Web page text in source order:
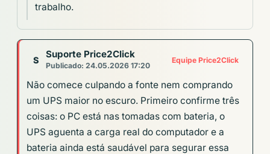
trabalho.
S
Suporte Price2Click
Publicado: 24.05.2026 17:20
Equipe Price2Click
Não comece culpando a fonte nem comprando
um UPS maior no escuro. Primeiro confirme três
coisas: o PC está nas tomadas com bateria, o
UPS aguenta a carga real do computador e a
bateria ainda está saudável para segurar essa